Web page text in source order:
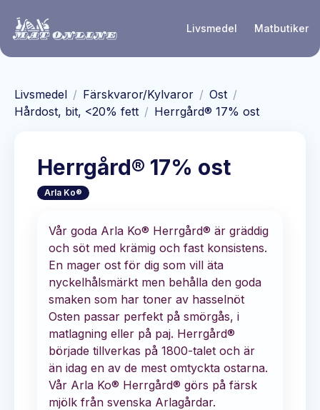
Livsmedel Matbutiker
Livsmedel / Färskvaror/Kylvaror / Ost /
Hårdost, bit, <20% fett / Herrgård® 17% ost
Herrgård® 17% ost
Arla Ko®
Vår goda Arla Ko® Herrgård® är gräddig
och söt med krämig och fast konsistens.
En mager ost för dig som vill äta
nyckelhålsmärkt men behålla den goda
smaken som har toner av hasselnöt
Osten passar perfekt på smörgås, i
matlagning eller på paj. Herrgård®
började tillverkas på 1800-talet och är
än idag en av de mest omtyckta ostarna.
Vår Arla Ko® Herrgård® görs på färsk
mjölk från svenska Arlagårdar.